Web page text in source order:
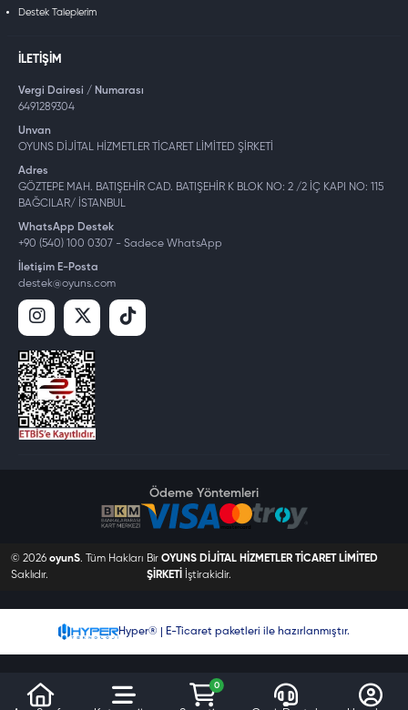
0
Destek Taleplerim
İLETIŞIM
Vergi Dairesi / Numarası
6491289304
Unvan
OYUNS DİJİTAL HİZMETLER TİCARET LİMİTED ŞİRKETİ
Adres
GÖZTEPE MAH. BATIŞEHİR CAD. BATIŞEHİR K BLOK NO: 2 /2 İÇ KAPI NO: 115
BAĞCILAR/ İSTANBUL
WhatsApp Destek
+90 (540) 100 0307 - Sadece WhatsApp
İletişim E-Posta
destek@oyuns.com
Ödeme Yöntemleri
© 2026 oyunS. Tüm Hakları
Saklıdır.
Bir OYUNS DİJİTAL HİZMETLER TİCARET LİMİTED
ŞİRKETİ
İştirakidir.
Hyper® | E-Ticaret paketleri ile hazırlanmıştır.